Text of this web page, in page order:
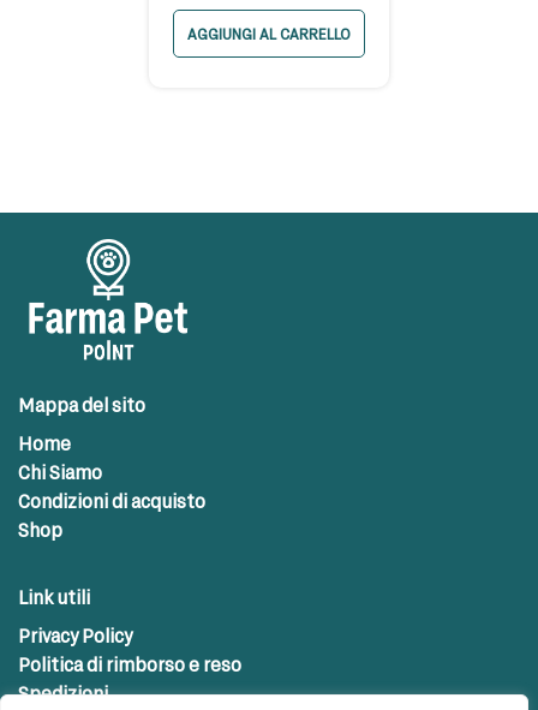
AGGIUNGI AL CARRELLO
Mappa del sito
Home
Chi Siamo
Condizioni di acquisto
Shop
Link utili
Privacy Policy
Politica di rimborso e reso
Spedizioni